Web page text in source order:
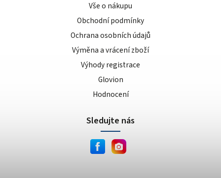
Vše o nákupu
Obchodní podmínky
Ochrana osobních údajů
Výměna a vrácení zboží
Výhody registrace
Glovion
Hodnocení
Sledujte nás